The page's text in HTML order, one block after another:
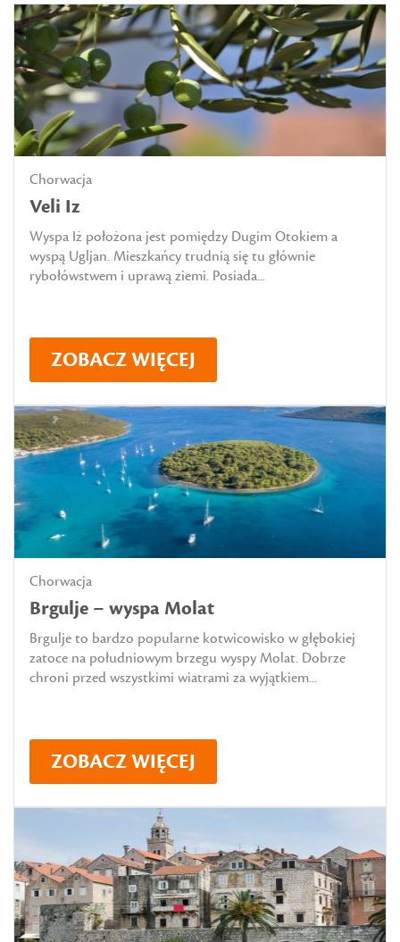
Chorwacja
Veli Iz
Wyspa Iż położona jest pomiędzy Dugim Otokiem a
wyspą Ugljan. Mieszkańcy trudnią się tu głównie
rybołówstwem i uprawą ziemi. Posiada...
ZOBACZ WIĘCEJ
Chorwacja
Brgulje – wyspa Molat
Brgulje to bardzo popularne kotwicowisko w głębokiej
zatoce na południowym brzegu wyspy Molat. Dobrze
chroni przed wszystkimi wiatrami za wyjątkiem...
ZOBACZ WIĘCEJ